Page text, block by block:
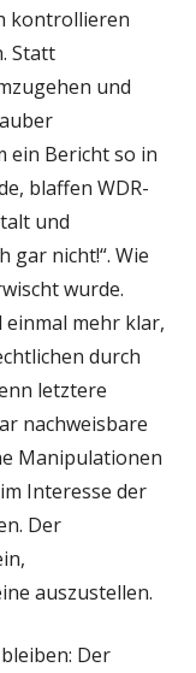
kontrollieren
Statt
und
ein Bericht so in
blaffen WDR-
und
gar nicht!“. Wie
wurde.
einmal mehr klar,
durch
letztere
nachweisbare
Manipulationen
Interesse der
Der
auszustellen.
Der